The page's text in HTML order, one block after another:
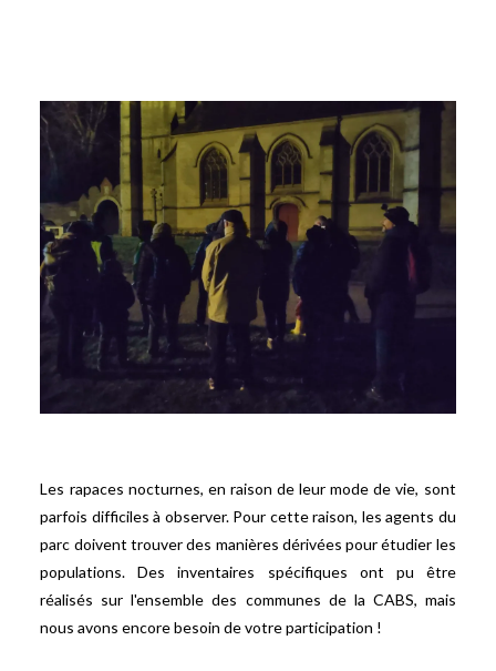
Les rapaces nocturnes, en raison de leur mode de vie, sont
parfois difficiles à observer. Pour cette raison, les agents du
parc doivent trouver des manières dérivées pour étudier les
populations. Des inventaires spécifiques ont pu être
réalisés sur l'ensemble des communes de la CABS, mais
nous avons encore besoin de votre participation !